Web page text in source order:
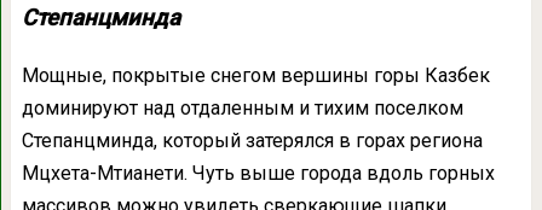
Степанцминда
Мощные, покрытые снегом вершины горы Казбек
доминируют над отдаленным и тихим поселком
Степанцминда, который затерялся в горах региона
Мцхета-Мтианети. Чуть выше города вдоль горных